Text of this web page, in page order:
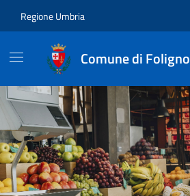
Regione Umbria
Comune di Foligno